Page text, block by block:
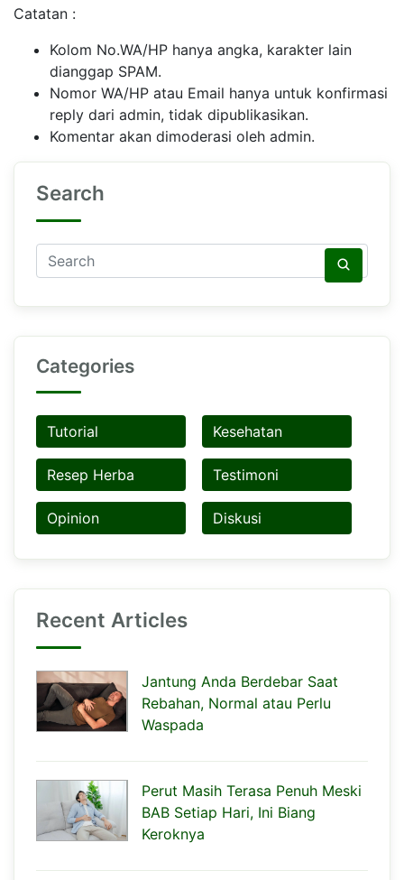
Catatan :
Kolom No.WA/HP hanya angka, karakter lain
dianggap SPAM.
Nomor WA/HP atau Email hanya untuk konfirmasi
reply dari admin, tidak dipublikasikan.
Komentar akan dimoderasi oleh admin.
Search
Categories
Tutorial Kesehatan
Resep Herba Testimoni
Opinion Diskusi
Recent Articles
Jantung Anda Berdebar Saat
Rebahan, Normal atau Perlu
Waspada
Perut Masih Terasa Penuh Meski
BAB Setiap Hari, Ini Biang
Keroknya